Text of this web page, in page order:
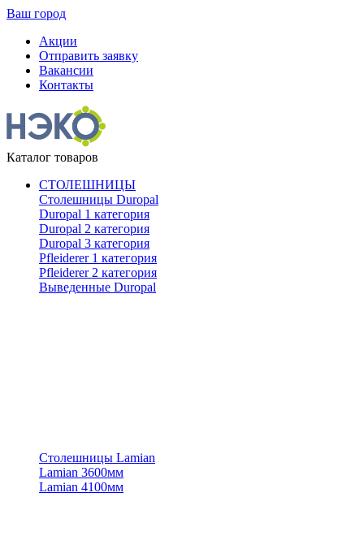
Ваш город
Акции
Отправить заявку
Вакансии
Контакты
Каталог товаров
СТОЛЕШНИЦЫ
Столешницы Duropal
Duropal 1 категория
Duropal 2 категория
Duropal 3 категория
Pfleiderer 1 категория
Pfleiderer 2 категория
Выведенные Duropal
Столешницы Lamian
Lamian 3600мм
Lamian 4100мм